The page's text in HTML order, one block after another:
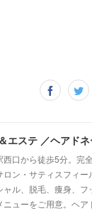
西口から徒歩5分。完
ロン・サティスフィー
ャル、脱毛、痩身、
ニューをご用意。ヘア